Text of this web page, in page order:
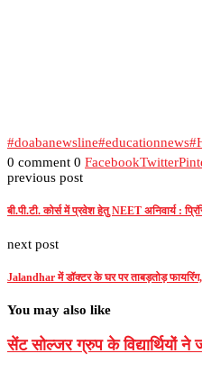
#doabanewsline#educationnews
0 comment 0 FacebookTwitter
previous post
बी.पी.टी. कोर्स में प्रवेश हेतु NEET अनिवार्य :
next post
Jalandhar में डॉक्टर के घर पर ताबड़तोड़
You may also like
सेंट सोल्जर ग्रुप के विद्यार्थियों